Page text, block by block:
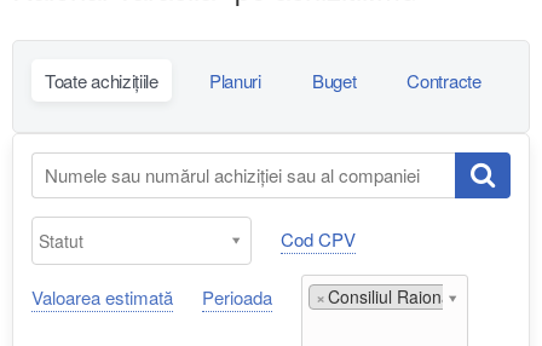
Toate achizițiile Planuri Buget Contracte
Cod CPV
Valoarea estimată Perioada ×Consiliul Raional Taraclia;